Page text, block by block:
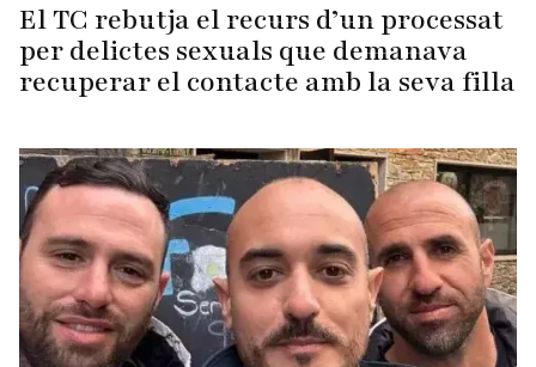
El TC rebutja el recurs d’un processat
per delictes sexuals que demanava
recuperar el contacte amb la seva filla